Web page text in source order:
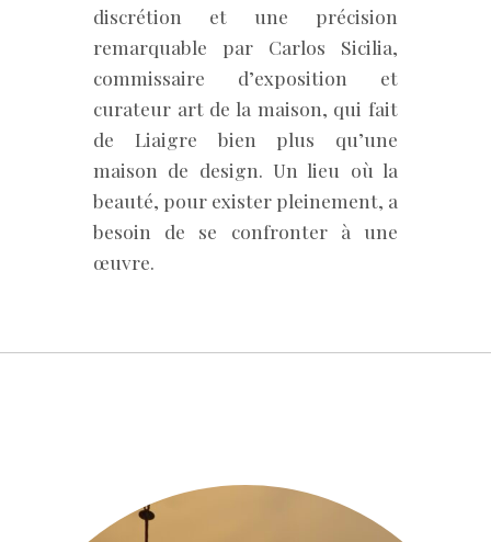
discrétion et une précision
remarquable par Carlos Sicilia,
commissaire d’exposition et
curateur art de la maison, qui fait
de Liaigre bien plus qu’une
maison de design. Un lieu où la
beauté, pour exister pleinement, a
besoin de se confronter à une
œuvre.